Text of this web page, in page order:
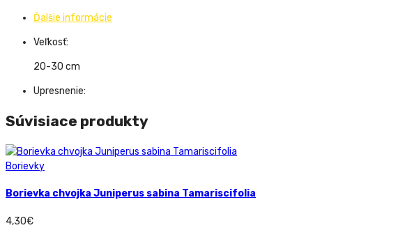
Ďalšie informácie
Veľkosť:
20-30 cm
Upresnenie:
Súvisiace produkty
Borievky
Borievka chvojka Juniperus sabina Tamariscifolia
4,30€